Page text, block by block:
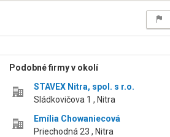
Podobné firmy v okolí
STAVEX Nitra, spol. s r.o.
Sládkovičova 1 , Nitra
Emília Chowaniecová
Priechodná 23 , Nitra